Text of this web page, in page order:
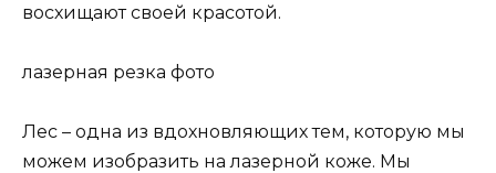
восхищают своей красотой.
лазерная резка фото
Лес – одна из вдохновляющих тем, которую мы
можем изобразить на лазерной коже. Мы